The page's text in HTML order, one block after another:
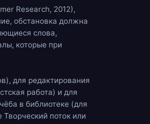
Research, 2012),
обстановка должна
слова,
которые при
для редактирования
работа) и для
в библиотеке (для
Творческий поток или